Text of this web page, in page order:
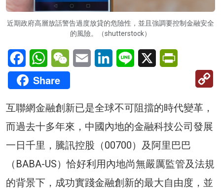
近期政府高層放話警告過度放貸的危險性，並且強調要控制金融安全
的風險。（shutterstock）
FacebookWhatsAppWeChatEmail LinkedInLine X
Share
互聯網金融創新已是全球不可阻擋的時代變革，
而過去十多年來，中國內地的金融科技公司發展
一日千里，騰訊控股（00700）及阿里巴巴
（BABA-US）恰好利用內地尚無嚴厲監管及法規
的背景下，成功實踐金融創新的最大自由度，並